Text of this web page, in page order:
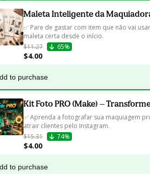
Maleta Inteligente da
✅ Pare de gastar com item que não vai
maleta certa desde o início.
$11.27
65%
$4.00
to purchase
Kit Foto PRO (Make) —
✅ Aprenda a fotografar sua maquiagem
atrair clientes pelo Instagram.
$15.31
74%
$4.00
to purchase